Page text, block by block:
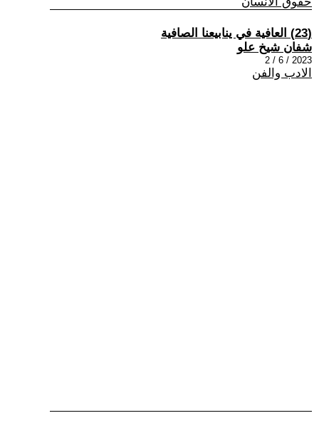
(23) العافية في ينابيعنا الصافية
شفان شيخ علو
2023 / 6 / 2
الادب والفن